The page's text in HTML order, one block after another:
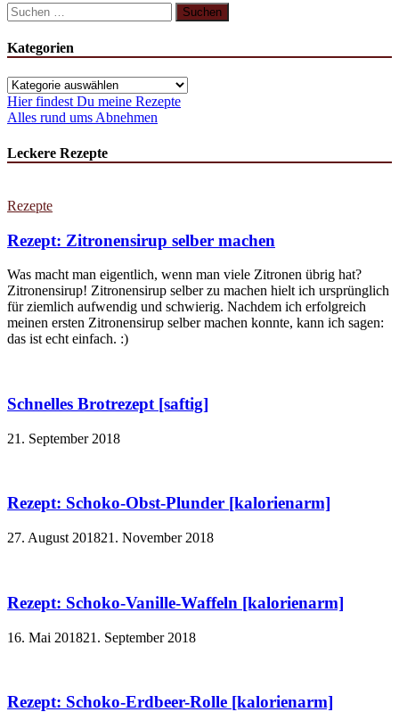
Suchen
nach:
Kategorien
Kategorien
Hier findest Du meine Rezepte
Alles rund ums Abnehmen
Leckere Rezepte
Rezepte
Rezept: Zitronensirup selber machen
Was macht man eigentlich, wenn man viele Zitronen übrig hat?
Zitronensirup! Zitronensirup selber zu machen hielt ich ursprünglich
für ziemlich aufwendig und schwierig. Nachdem ich erfolgreich
meinen ersten Zitronensirup selber machen konnte, kann ich sagen:
das ist echt einfach. :)
Schnelles Brotrezept [saftig]
21. September 2018
Rezept: Schoko-Obst-Plunder [kalorienarm]
27. August 201821. November 2018
Rezept: Schoko-Vanille-Waffeln [kalorienarm]
16. Mai 201821. September 2018
Rezept: Schoko-Erdbeer-Rolle [kalorienarm]